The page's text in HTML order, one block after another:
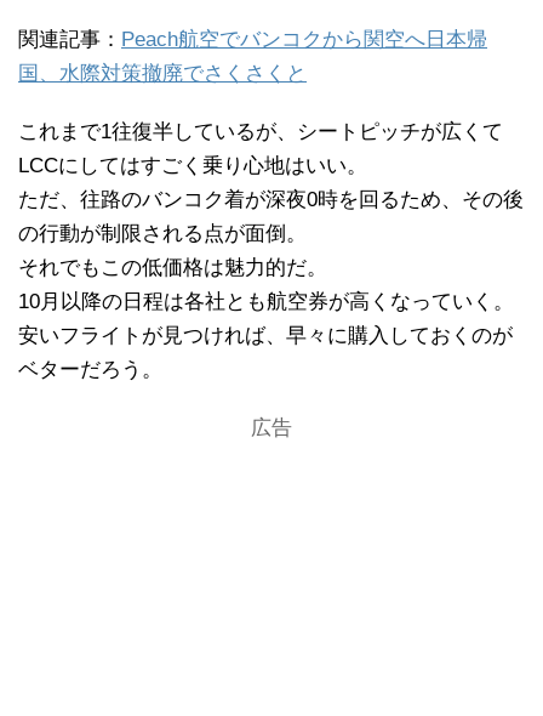
関連記事： Peach航空でバンコクから関空へ日本帰
国、水際対策撤廃でさくさくと
これまで1往復半しているが、シートピッチが広くて
LCCにしてはすごく乗り心地はいい。
ただ、往路のバンコク着が深夜0時を回るため、その後
の行動が制限される点が面倒。
それでもこの低価格は魅力的だ。
10月以降の日程は各社とも航空券が高くなっていく。
安いフライトが見つければ、早々に購入しておくのが
ベターだろう。
広告